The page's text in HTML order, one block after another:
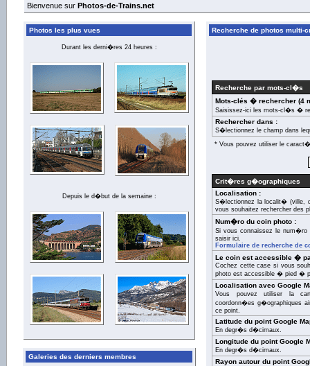
Bienvenue sur Photos-de-Trains.net
Photos les plus vues
Durant les derni�res 24 heures :
Depuis le d�but de la semaine :
Galeries des derniers membres
Recherche de photos multi-
Recherche par mots-cl�s
Mots-clés � rechercher (4
Saisissez-ici les mots-cl�s �
Rechercher dans :
S�lectionnez le champ dans
* Vous pouvez utiliser le
Crit�res g�ographiques
Localisation :
S�lectionnez la localit� (ville,
vous souhaitez rechercher des
Num�ro du coin photo :
Si vous connaissez le
saisir ici.
Formulaire de recherche de
Le coin est accessible �
Cochez cette case si vous
photo est accessible � pied �
Localisation avec Google
Vous pouvez utiliser la
coordonn�es g�ographiques
ce point.
Latitude du point Google
En degr�s d�cimaux.
Longitude du point Google
En degr�s d�cimaux.
Rayon autour du point